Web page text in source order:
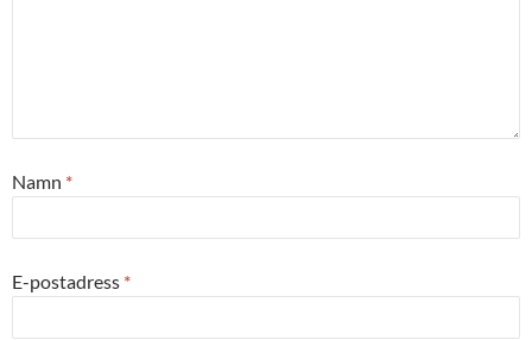
Namn *
E-postadress *